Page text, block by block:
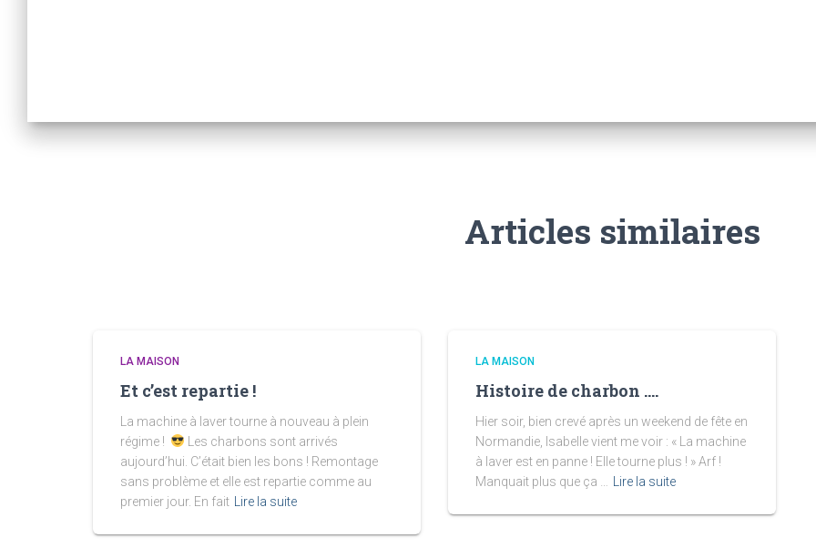
Articles similaires
LA MAISON
Et c’est repartie !
La machine à laver tourne à nouveau à plein
régime !
Les charbons sont arrivés
aujourd’hui. C’était bien les bons ! Remontage
sans problème et elle est repartie comme au
premier jour. En fait
Lire la suite
LA MAISON
Histoire de charbon ….
Hier soir, bien crevé après un weekend de fête en
Normandie, Isabelle vient me voir : « La machine
à laver est en panne ! Elle tourne plus ! » Arf !
Manquait plus que ça …
Lire la suite